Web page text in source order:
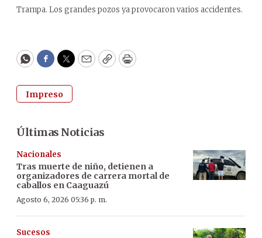
Trampa. Los grandes pozos ya provocaron varios accidentes.
WhatsApp
Facebook
Twitter
EmailCopyPrint
Impreso
Últimas Noticias
Nacionales
Tras muerte de niño, detienen a
organizadores de carrera mortal de
caballos en Caaguazú
Agosto 6, 2026 05:36 p. m.
Sucesos